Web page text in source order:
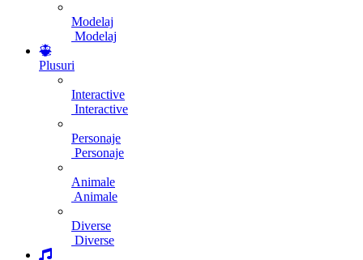
Modelaj
Modelaj
Plusuri
Interactive
Interactive
Personaje
Personaje
Animale
Animale
Diverse
Diverse